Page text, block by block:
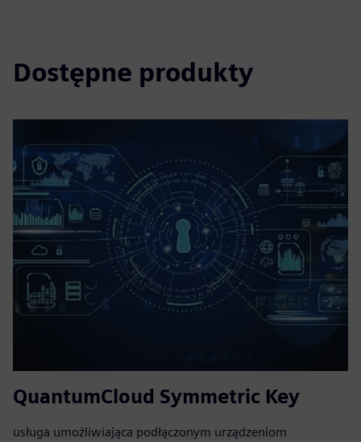
Dostępne produkty
QuantumCloud Symmetric Key
usługa umożliwiająca podłączonym urządzeniom